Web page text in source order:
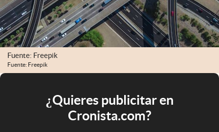
Fuente: Freepik
Fuente: Freepik
¿Quieres publicitar en
Cronista.com?